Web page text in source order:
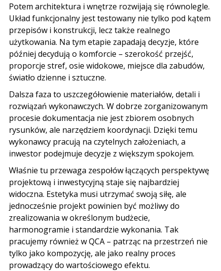
Potem architektura i wnętrze rozwijają się równolegle.
Układ funkcjonalny jest testowany nie tylko pod kątem
przepisów i konstrukcji, lecz także realnego
użytkowania. Na tym etapie zapadają decyzje, które
później decydują o komforcie – szerokość przejść,
proporcje stref, osie widokowe, miejsce dla zabudów,
światło dzienne i sztuczne.
Dalsza faza to uszczegółowienie materiałów, detali i
rozwiązań wykonawczych. W dobrze zorganizowanym
procesie dokumentacja nie jest zbiorem osobnych
rysunków, ale narzędziem koordynacji. Dzięki temu
wykonawcy pracują na czytelnych założeniach, a
inwestor podejmuje decyzje z większym spokojem.
Właśnie tu przewaga zespołów łączących perspektywę
projektową i inwestycyjną staje się najbardziej
widoczna. Estetyka musi utrzymać swoją siłę, ale
jednocześnie projekt powinien być możliwy do
zrealizowania w określonym budżecie,
harmonogramie i standardzie wykonania. Tak
pracujemy również w QCA – patrząc na przestrzeń nie
tylko jako kompozycję, ale jako realny proces
prowadzący do wartościowego efektu.